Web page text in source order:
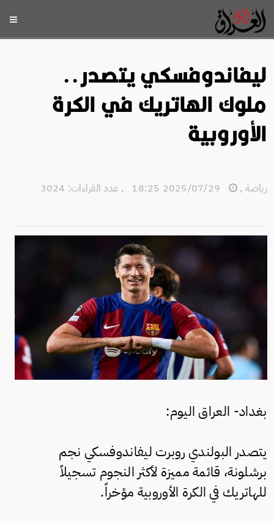
ليفاندوفسكي يتصدر..
ملوك الهاتريك في الكرة
الأوروبية
رياضة ,
, عدد القراءات: 3024
بغداد- العراق اليوم:
يتصدر البولندي روبرت ليفاندوفسكي نجم
برشلونة، قائمة مميزة لأكثر النجوم تسجيلاً
للهاتريك في الكرة الأوروبية مؤخراً.